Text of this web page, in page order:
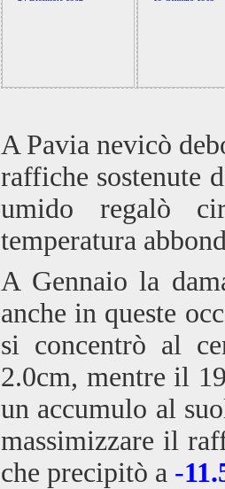
A Pavia nevicò
raffiche sostenute
umido regalò
temperatura
A Gennaio la
anche in queste
si concentrò al
2.0cm, mentre il
un accumulo al
massimizzare il
che precipitò a -